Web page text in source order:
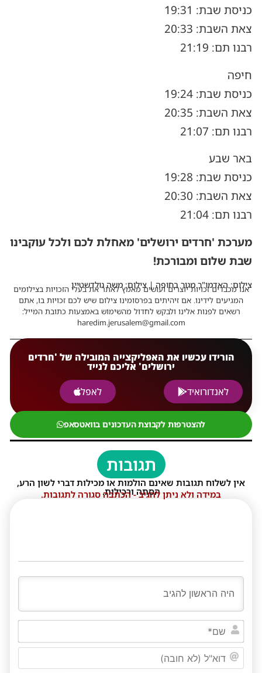
כניסת שבת: 19:31
צאת השבת: 20:33
רבנו תם: 21:19
חיפה
כניסת שבת: 19:24
צאת השבת: 20:35
רבנו תם: 21:07
באר שבע
כניסת שבת: 19:28
צאת השבת: 20:30
רבנו תם: 21:04
מערכת 'חרדים ירושלים' מאחלת לכם ולכל עוקבינו
שבת שלום ומבורכת!
צילום: האדמו"ר מגור בחופה | צילום: משה גולדשטיין
אנו מכבדים זכויות יוצרים ועושים מאמץ לאתר את בעלי הזכויות בצילומים
המגיעים לידינו. אם זיהיתים בפרסומינו צילום שיש לכם זכויות בו, אתם
רשאים לפנות אלינו ולבקש לחדול מהשימוש באמצעות כתובת המייל:
haredim.jerusalem@gmail.com
הורידו עכשיו את האפליקצייה המובילה של 'חרדים
ירושלים' אליכם לנייד
לאנדורואיד
לאפל
להצטרפות לקבוצת העדכונים בוואטסאפ
תגובות
אין לשלוח תגובות שאינם הולמות או מכילות דברי לשון הרע,
הסתה ורכילות.
במידה ולא ניתן להגיב - הכתבה סגורה לתגובות.